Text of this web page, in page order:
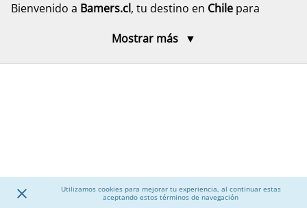
Utilizamos cookies para mejorar tu experiencia, al continuar estas
aceptando estos términos de navegación
Bienvenido a Bamers.cl, tu destino en Chile para
toda la familia. Aquí encontrarás modelos pensados
Calzado para Mujer
Descubre una amplia selección decalzado para mujer
Mostrar más